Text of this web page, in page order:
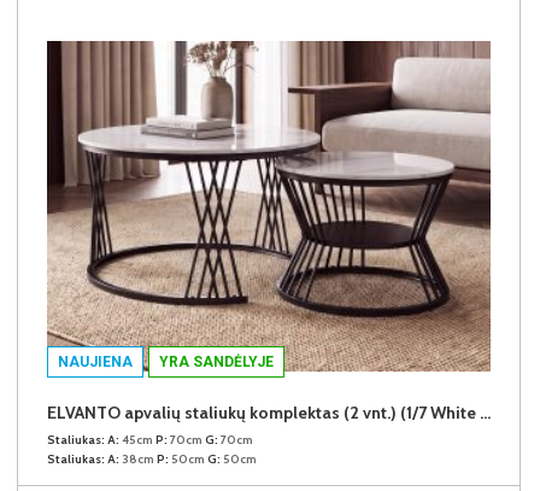
NAUJIENA YRA SANDĖLYJE
ELVANTO apvalių staliukų komplektas (2 vnt.) (1/7 White Marble Gloss)
Staliukas: A: 45cm P: 70cm G: 70cm
Staliukas: A: 38cm P: 50cm G: 50cm